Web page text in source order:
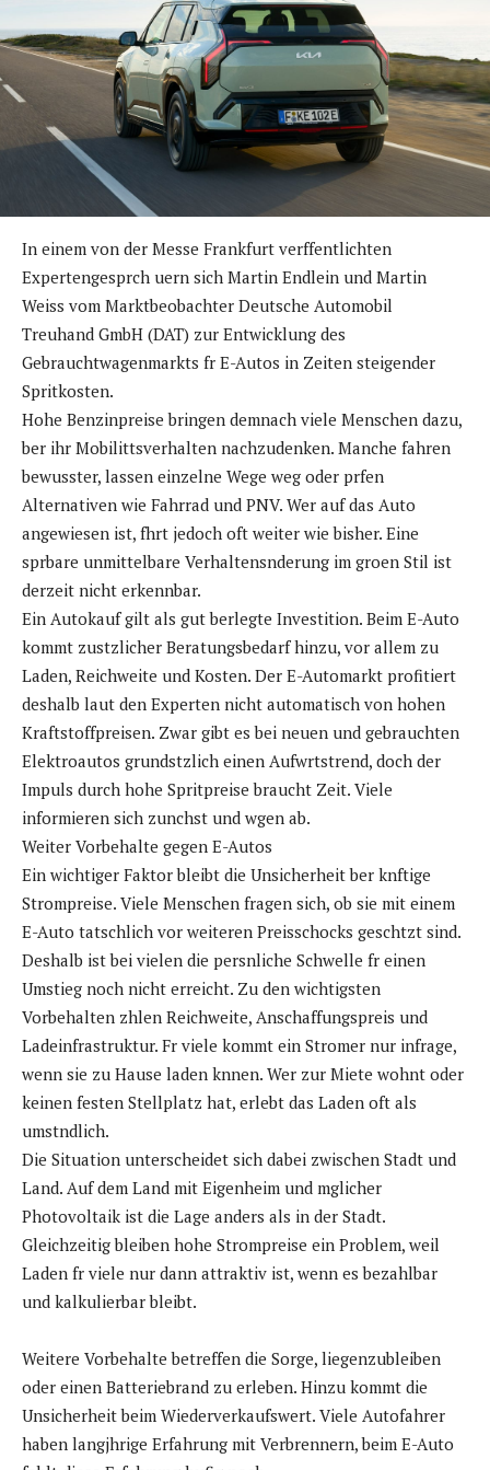
In einem von der Messe Frankfurt verffentlichten
Expertengesprch uern sich Martin Endlein und Martin
Weiss vom Marktbeobachter Deutsche Automobil
Treuhand GmbH (DAT) zur Entwicklung des
Gebrauchtwagenmarkts fr E-Autos in Zeiten steigender
Spritkosten.
Hohe Benzinpreise bringen demnach viele Menschen dazu,
ber ihr Mobilittsverhalten nachzudenken. Manche fahren
bewusster, lassen einzelne Wege weg oder prfen
Alternativen wie Fahrrad und PNV. Wer auf das Auto
angewiesen ist, fhrt jedoch oft weiter wie bisher. Eine
sprbare unmittelbare Verhaltensnderung im groen Stil ist
derzeit nicht erkennbar.
Ein Autokauf gilt als gut berlegte Investition. Beim E-Auto
kommt zustzlicher Beratungsbedarf hinzu, vor allem zu
Laden, Reichweite und Kosten. Der E-Automarkt profitiert
deshalb laut den Experten nicht automatisch von hohen
Kraftstoffpreisen. Zwar gibt es bei neuen und gebrauchten
Elektroautos grundstzlich einen Aufwrtstrend, doch der
Impuls durch hohe Spritpreise braucht Zeit. Viele
informieren sich zunchst und wgen ab.
Weiter Vorbehalte gegen E-Autos
Ein wichtiger Faktor bleibt die Unsicherheit ber knftige
Strompreise. Viele Menschen fragen sich, ob sie mit einem
E-Auto tatschlich vor weiteren Preisschocks geschtzt sind.
Deshalb ist bei vielen die persnliche Schwelle fr einen
Umstieg noch nicht erreicht. Zu den wichtigsten
Vorbehalten zhlen Reichweite, Anschaffungspreis und
Ladeinfrastruktur. Fr viele kommt ein Stromer nur infrage,
wenn sie zu Hause laden knnen. Wer zur Miete wohnt oder
keinen festen Stellplatz hat, erlebt das Laden oft als
umstndlich.
Die Situation unterscheidet sich dabei zwischen Stadt und
Land. Auf dem Land mit Eigenheim und mglicher
Photovoltaik ist die Lage anders als in der Stadt.
Gleichzeitig bleiben hohe Strompreise ein Problem, weil
Laden fr viele nur dann attraktiv ist, wenn es bezahlbar
und kalkulierbar bleibt.
Weitere Vorbehalte betreffen die Sorge, liegenzubleiben
oder einen Batteriebrand zu erleben. Hinzu kommt die
Unsicherheit beim Wiederverkaufswert. Viele Autofahrer
haben langjhrige Erfahrung mit Verbrennern, beim E-Auto